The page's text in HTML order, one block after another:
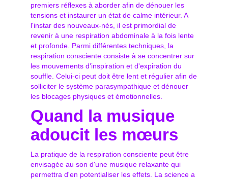
premiers réflexes à aborder afin de dénouer les
tensions et instaurer un état de calme intérieur. A
l'instar des nouveaux-nés, il est primordial de
revenir à une respiration abdominale à la fois lente
et profonde. Parmi différentes techniques, la
respiration consciente consiste à se concentrer sur
les mouvements d'inspiration et d'expiration du
souffle. Celui-ci peut doit être lent et régulier afin de
solliciter le système parasympathique et dénouer
les blocages physiques et émotionnelles.
Quand la musique
adoucit les mœurs
La pratique de la respiration consciente peut être
envisagée au son d'une musique relaxante qui
permettra d'en potentialiser les effets. La science a